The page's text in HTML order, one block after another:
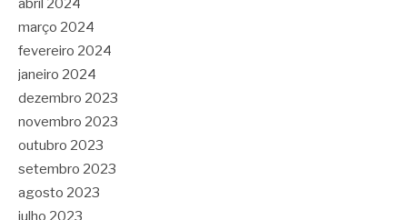
abril 2024
março 2024
fevereiro 2024
janeiro 2024
dezembro 2023
novembro 2023
outubro 2023
setembro 2023
agosto 2023
julho 2023